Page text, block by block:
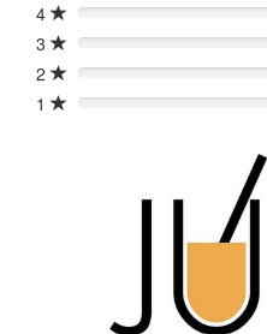
4
0%
3
0%
2
0%
1
0%